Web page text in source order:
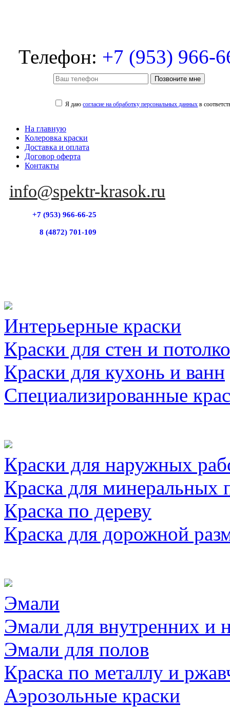
Телефон: +7 (953) 966-
Позвоните мне
Я даюсогласие на обработку персональных данных в
На главную
Колеровка краски
Доставка и оплата
Договор оферта
Контакты
info@spektr-krasok.ru
+7 (953) 966-66-25
8 (4872) 701-109
Интерьерные краски
Краски для стен и
Краски для кухонь и ванн
Специализированные
Краски для наружных
Краска для минеральных
Краска по дереву
Краска для дорожной
Эмали
Эмали для внутренних и
Эмали для полов
Краска по металлу и
Аэрозольные краски